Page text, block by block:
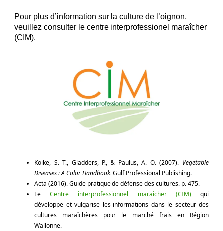
Pour plus d’information sur la culture de l’oignon,
veuillez consulter le centre interprofessionel maraîcher
(CIM).
Koike, S. T., Gladders, P., & Paulus, A. O. (2007). Vegetable
Diseases : A Color Handbook. Gulf Professional Publishing.
Acta (2016). Guide pratique de défense des cultures. p. 475.
LeCentre interprofessionnel maraicher (CIM)qui
développe et vulgarise les informations dans le secteur des
cultures maraîchères pour le marché frais en Région
Wallonne.